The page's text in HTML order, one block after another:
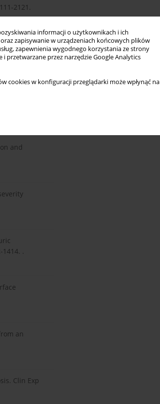
informacji o użytkownikach i ich
zapisywanie w urządzeniach końcowych plików
zapewnienia wygodnego korzystania ze strony
i przetwarzane przez narzędzie Google Analytics
cookies w konfiguracji przeglądarki może wpłynąć na
2121.
Smolen SJ,
and
.
an
Clin Exp